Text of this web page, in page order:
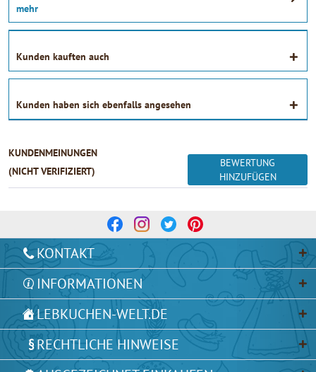
mehr
Kunden kauften auch
Kunden haben sich ebenfalls angesehen
KUNDENMEINUNGEN
(NICHT VERIFIZIERT)
BEWERTUNG
HINZUFÜGEN
KONTAKT
INFORMATIONEN
LEBKUCHEN-WELT.DE
RECHTLICHE HINWEISE